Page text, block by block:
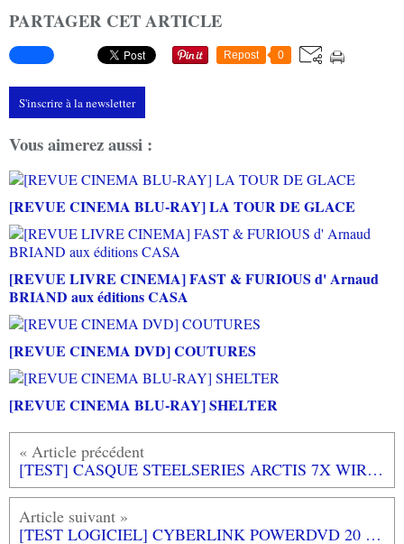
PARTAGER CET ARTICLE
Repost 0
S'inscrire à la newsletter
Vous aimerez aussi :
[REVUE CINEMA BLU-RAY] LA TOUR DE GLACE
[REVUE LIVRE CINEMA] FAST & FURIOUS d' Arnaud
BRIAND aux éditions CASA
[REVUE CINEMA DVD] COUTURES
[REVUE CINEMA BLU-RAY] SHELTER
[TEST] CASQUE STEELSERIES ARCTIS 7X WIRELESS
[TEST LOGICIEL] CYBERLINK POWERDVD 20 ULTRA PC